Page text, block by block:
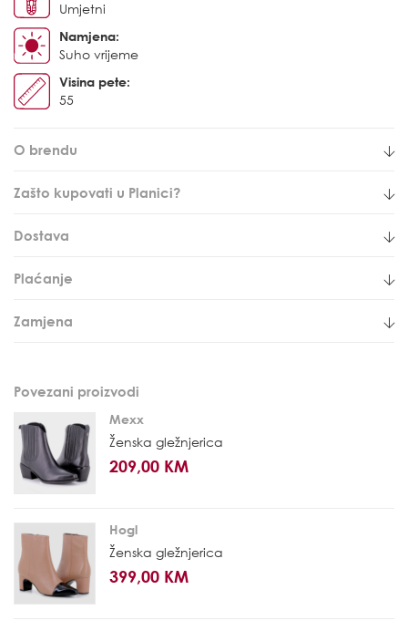
Umjetni
Namjena:
Suho vrijeme
Visina pete:
55
O brendu
Zašto kupovati u Planici?
Dostava
Plaćanje
Zamjena
Povezani proizvodi
Mexx
Ženska gležnjerica
209,00 KM
Hogl
Ženska gležnjerica
399,00 KM